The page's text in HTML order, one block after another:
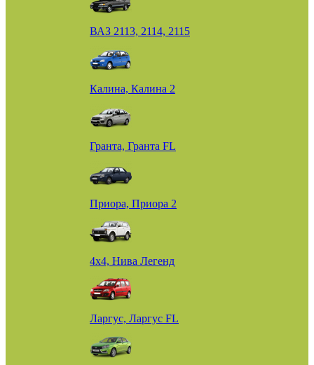
ВАЗ 2113, 2114, 2115
Калина, Калина 2
Гранта, Гранта FL
Приора, Приора 2
4х4, Нива Легенд
Ларгус, Ларгус FL